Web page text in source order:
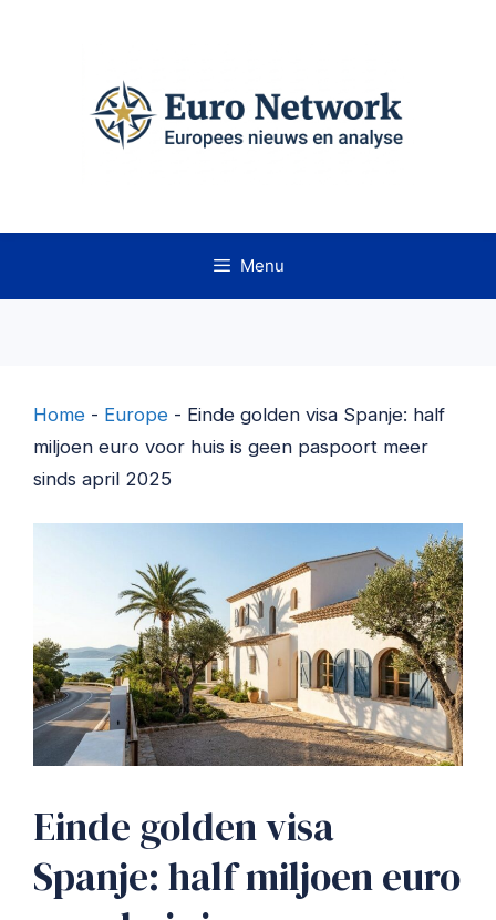
Menu
Home - Europe - Einde golden visa Spanje: half
miljoen euro voor huis is geen paspoort meer
sinds april 2025
Einde golden visa
Spanje: half miljoen euro